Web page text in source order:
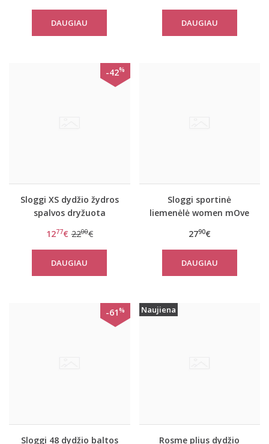
DAUGIAU DAUGIAU
-42%
Sloggi XS dydžio žydros
spalvos dryžuota
Plus HP
1277€ 2200€
DAUGIAU
Sloggi sportinė
liemenėlė women mOve
2790€
DAUGIAU
-61%
Sloggi 48 dydžio baltos
Naujiena
Rosme plius dydžio